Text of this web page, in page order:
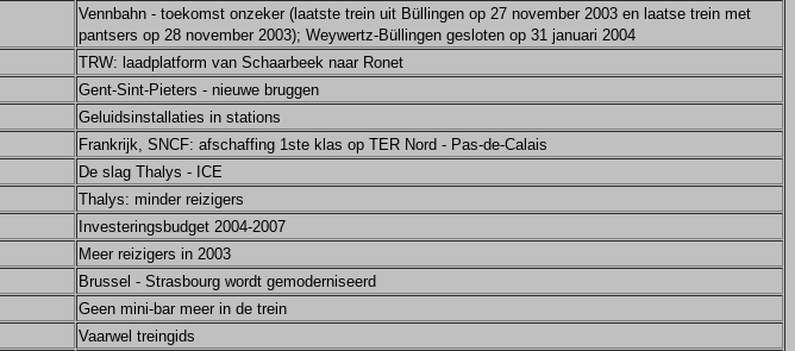
Vennbahn - toekomst onzeker (laatste trein uit Büllingen op 27 november 2003 en laatse trein met
pantsers op 28 november 2003); Weywertz-Büllingen gesloten op 31 januari 2004
TRW: laadplatform van Schaarbeek naar Ronet
Gent-Sint-Pieters - nieuwe bruggen
Geluidsinstallaties in stations
Frankrijk, SNCF: afschaffing 1ste klas op TER Nord - Pas-de-Calais
De slag Thalys - ICE
Thalys: minder reizigers
Investeringsbudget 2004-2007
Meer reizigers in 2003
Brussel - Strasbourg wordt gemoderniseerd
Geen mini-bar meer in de trein
Vaarwel treingids